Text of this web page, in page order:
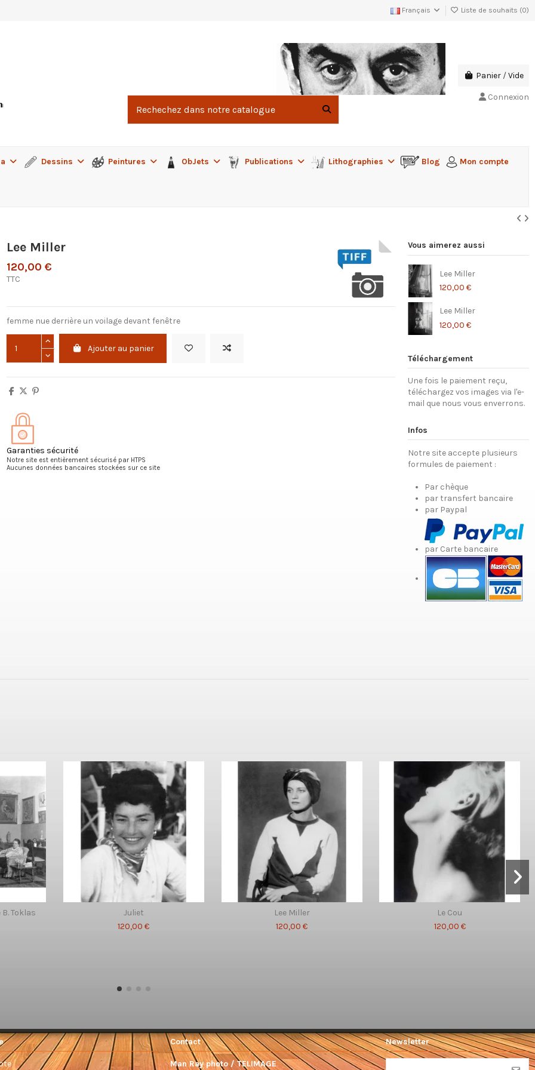
Français Liste de souhaits (0)
Panier /Vide
Connexion
Dessins Peintures ObJets Publications Lithographies Blog Mon compte
Lee Miller
120,00 €
TTC
femme nue derrière un voilage devant fenêtre
Ajouter au panier
Garanties sécurité
Notre site est entièrement sécurisé par HTPS
Aucunes données bancaires stockées sur ce site
Vous aimerez aussi
Lee Miller
120,00 €
Lee Miller
120,00 €
Téléchargement
Une fois le paiement reçu,
téléchargez vos images via l'e-
mail que nous vous enverrons.
Infos
Notre site accepte plusieurs
formules de paiement :
Par chèque
par transfert bancaire
par Paypal
par Carte bancaire
Toklas
Juliet
120,00 €
Lee Miller
120,00 €
Le Cou
120,00 €
Contact
Man Ray photo / TELIMAGE
Newsletter